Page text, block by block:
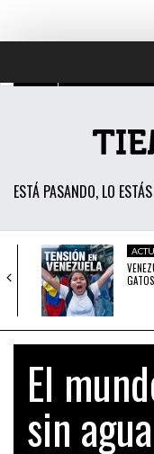
ESTÁ PASANDO, LO
POLÍTICA
ECONOMÍA
SOCIEDAD
CIENCIA
OPINIÓN
ENTRETENIMIENTO
TECH
El
sin